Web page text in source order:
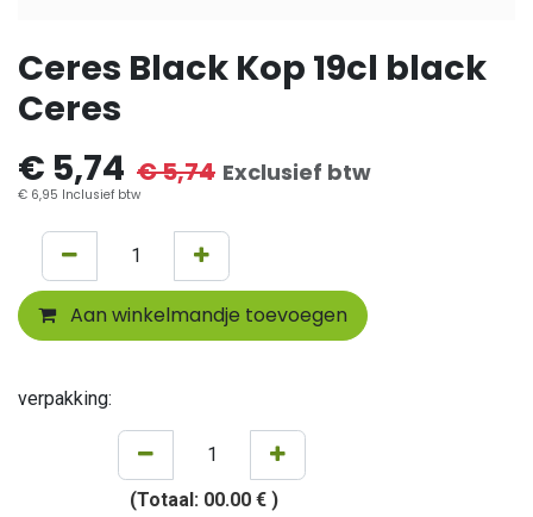
Ceres Black Kop 19cl black
Ceres
€ 5,74 €5,74 Exclusief btw
€ 6,95 Inclusief btw
Aan winkelmandje toevoegen
verpakking:
(Totaal: 00.00 € )